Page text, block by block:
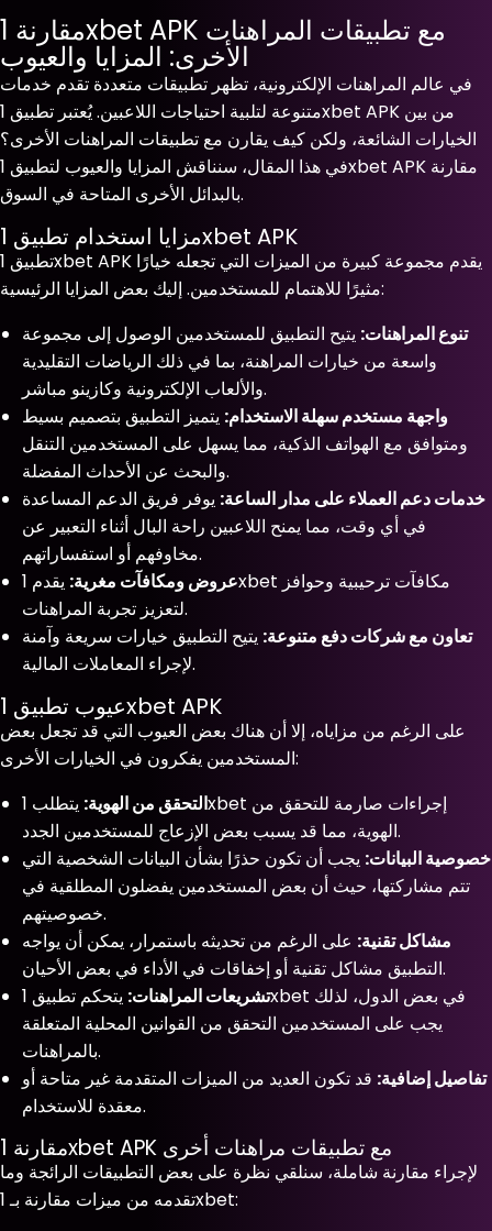
مقارنة 1xbet APK مع تطبيقات المراهنات
الأخرى: المزايا والعيوب
في عالم المراهنات الإلكترونية، تظهر تطبيقات متعددة تقدم خدمات
متنوعة لتلبية احتياجات اللاعبين. يُعتبر تطبيق 1xbet APK من بين
الخيارات الشائعة، ولكن كيف يقارن مع تطبيقات المراهنات الأخرى؟
في هذا المقال، سنناقش المزايا والعيوب لتطبيق 1xbet APK مقارنة
بالبدائل الأخرى المتاحة في السوق.
مزايا استخدام تطبيق 1xbet APK
تطبيق 1xbet APK يقدم مجموعة كبيرة من الميزات التي تجعله خيارًا
مثيرًا للاهتمام للمستخدمين. إليك بعض المزايا الرئيسية:
تنوع المراهنات: يتيح التطبيق للمستخدمين الوصول إلى مجموعة
واسعة من خيارات المراهنة، بما في ذلك الرياضات التقليدية
والألعاب الإلكترونية وكازينو مباشر.
واجهة مستخدم سهلة الاستخدام: يتميز التطبيق بتصميم بسيط
ومتوافق مع الهواتف الذكية، مما يسهل على المستخدمين التنقل
والبحث عن الأحداث المفضلة.
خدمات دعم العملاء على مدار الساعة: يوفر فريق الدعم المساعدة
في أي وقت، مما يمنح اللاعبين راحة البال أثناء التعبير عن
مخاوفهم أو استفساراتهم.
عروض ومكافآت مغرية:
يقدم 1xbet مكافآت ترحيبية وحوافز
لتعزيز تجربة المراهنات.
تعاون مع شركات دفع متنوعة: يتيح التطبيق خيارات سريعة وآمنة
لإجراء المعاملات المالية.
عيوب تطبيق 1xbet APK
على الرغم من مزاياه، إلا أن هناك بعض العيوب التي قد تجعل بعض
المستخدمين يفكرون في الخيارات الأخرى:
التحقق من الهوية:
يتطلب 1xbet إجراءات صارمة للتحقق من
الهوية، مما قد يسبب بعض الإزعاج للمستخدمين الجدد.
خصوصية البيانات: يجب أن تكون حذرًا بشأن البيانات الشخصية التي
تتم مشاركتها، حيث أن بعض المستخدمين يفضلون المطلقية في
خصوصيتهم.
مشاكل تقنية: على الرغم من تحديثه باستمرار، يمكن أن يواجه
التطبيق مشاكل تقنية أو إخفاقات في الأداء في بعض الأحيان.
تشريعات المراهنات:
يتحكم تطبيق 1xbet في بعض الدول، لذلك
يجب على المستخدمين التحقق من القوانين المحلية المتعلقة
بالمراهنات.
تفاصيل إضافية: قد تكون العديد من الميزات المتقدمة غير متاحة أو
معقدة للاستخدام.
مقارنة 1xbet APK مع تطبيقات مراهنات أخرى
لإجراء مقارنة شاملة، سنلقي نظرة على بعض التطبيقات الرائجة وما
تقدمه من ميزات مقارنة بـ 1xbet: